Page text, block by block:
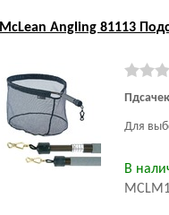
McLean Angling 81113
Для
В